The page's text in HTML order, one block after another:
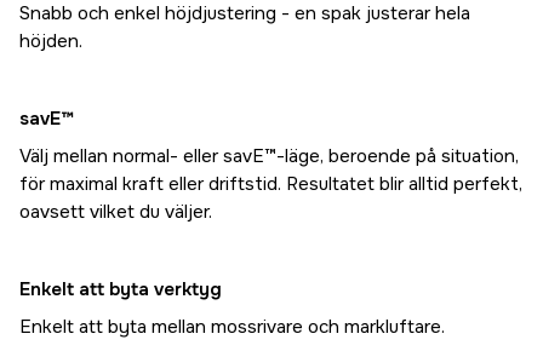
Snabb och enkel höjdjustering - en spak justerar hela
höjden.
savE™
Välj mellan normal- eller savE™-läge, beroende på situation,
för maximal kraft eller driftstid. Resultatet blir alltid perfekt,
oavsett vilket du väljer.
Enkelt att byta verktyg
Enkelt att byta mellan mossrivare och markluftare.